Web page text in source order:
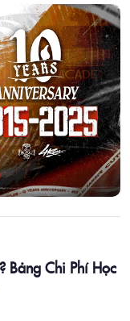
Bảng Chi Phí Học